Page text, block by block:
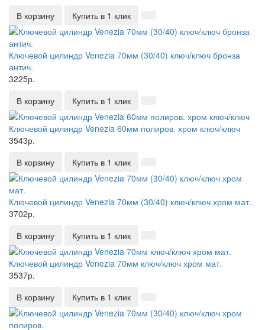
В корзину
Купить в 1 клик
Ключевой цилиндр Venezia 70мм (30/40) ключ/ключ бронза
антич.
3225р.
В корзину
Купить в 1 клик
Ключевой цилиндр Venezia 60мм полиров. хром ключ/ключ
3543р.
В корзину
Купить в 1 клик
Ключевой цилиндр Venezia 70мм (30/40) ключ/ключ хром мат.
3702р.
В корзину
Купить в 1 клик
Ключевой цилиндр Venezia 70мм ключ/ключ хром мат.
3537р.
В корзину
Купить в 1 клик